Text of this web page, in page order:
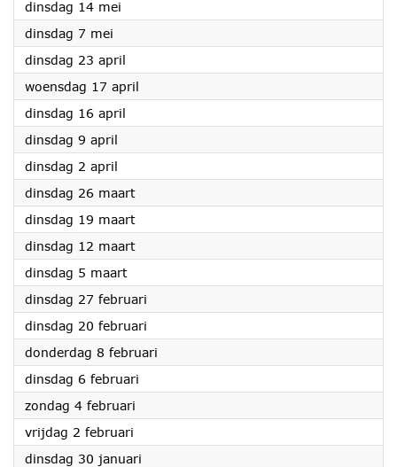
dinsdag 14 mei
dinsdag 7 mei
dinsdag 23 april
woensdag 17 april
dinsdag 16 april
dinsdag 9 april
dinsdag 2 april
dinsdag 26 maart2024
dinsdag 19 maart2024
dinsdag 12 maart2024
dinsdag 5 maart2024
dinsdag 27 februari
dinsdag 20 februari
donderdag 8 februari
dinsdag 6 februari
zondag 4 februari
vrijdag 2 februari
dinsdag 30 januari